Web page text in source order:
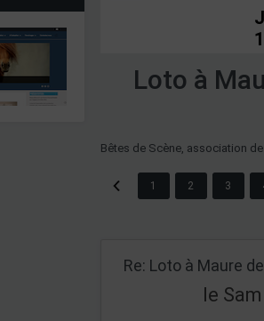
Loto à
Bêtes de Scène, association
1 2 3
le